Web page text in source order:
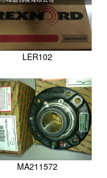
LER102
MA211572